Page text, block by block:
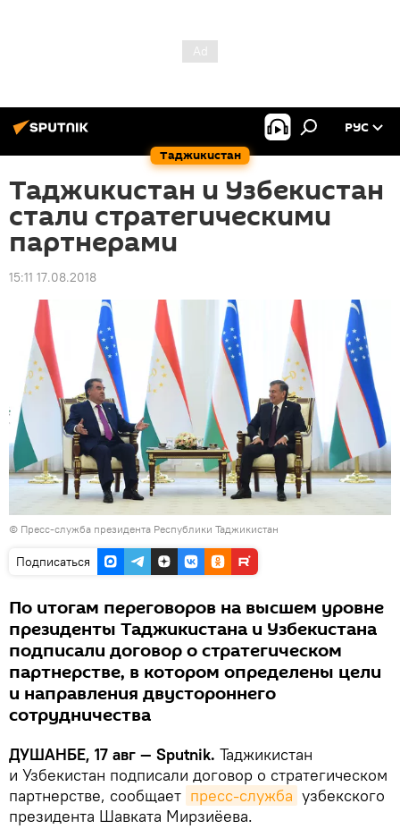
Таджикистан
РУС
Таджикистан и Узбекистан
стали стратегическими
партнерами
15:11 17.08.2018
© Пресс-служба президента Республики Таджикистан
Подписаться
По итогам переговоров на высшем уровне
президенты Таджикистана и Узбекистана
подписали договор о стратегическом
партнерстве, в котором определены цели
и направления двустороннего
сотрудничества
ДУШАНБЕ, 17 авг — Sputnik. Таджикистан
и Узбекистан подписали договор о стратегическом
партнерстве, сообщает пресс-служба узбекского
президента Шавката Мирзиёева.